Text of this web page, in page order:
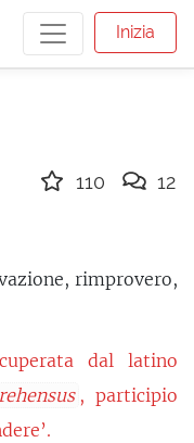
Inizia
rimprovero,
dal latino
, participio
110 12